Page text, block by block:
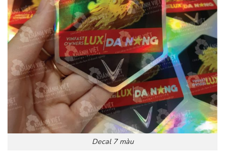
Decal 7 màu